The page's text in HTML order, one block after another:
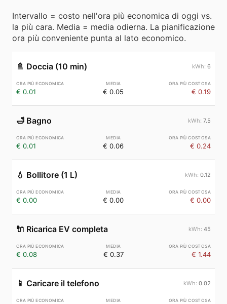
Intervallo = costo nell'ora più economica di oggi vs.
la più cara. Media = media odierna. La pianificazione
ora più conveniente punta al lato economico.
🚿 Doccia (10 min) 6
€ 0.01 € 0.05 € 0.19
🛁 Bagno 7.5
€ 0.01 € 0.06 € 0.24
💧 Bollitore (1 L) 0.12
€ 0.00 € 0.00 € 0.00
🔌 Ricarica EV completa 45
€ 0.08 € 0.37 € 1.44
📱 Caricare il telefono 0.02